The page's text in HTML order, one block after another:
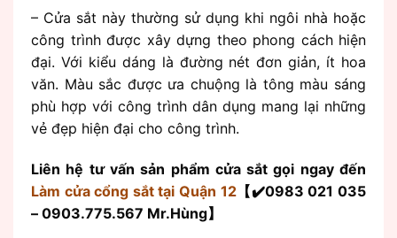
– Cửa sắt này thường sử dụng khi ngôi nhà hoặc
công trình được xây dựng theo phong cách hiện
đại. Với kiểu dáng là đường nét đơn giản, ít hoa
văn. Màu sắc được ưa chuộng là tông màu sáng
phù hợp với công trình dân dụng mang lại những
vẻ đẹp hiện đại cho công trình.
Liên hệ tư vấn sản phẩm cửa sắt gọi ngay đến
Làm cửa cổng sắt tại Quận 12【✔️0983 021 035
– 0903.775.567 Mr.Hùng】